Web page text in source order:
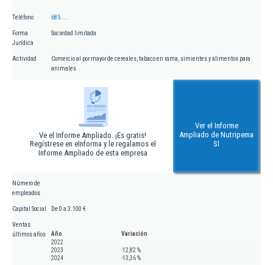
Teléfono 685.....
Forma
Jurídica
Sociedad limitada
Actividad
Comercio al por mayor de cereales, tabaco en rama, simientes y alimentos para
animales
Ve el Informe Ampliado. ¡Es gratis!
Regístrese en eInforma y le regalamos el
Informe Ampliado de esta empresa
Ver el Informe
Ampliado de Nutripema
Sl
Número de
empleados
Capital Social De 0 a 3.100 €
Ventas
últimos años
Año
Variación
2022
2023
-12,82 %
2024
-13,36 %